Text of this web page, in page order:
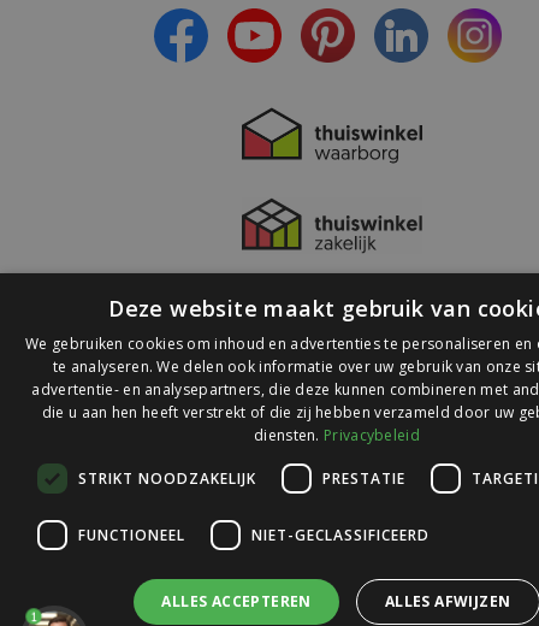
© 2026 Ledlichtdiscounter.nl
op
Webwinkelkeur
1
Deze website maakt gebruik van
We gebruiken cookies om inhoud en advertenties te personaliseren en
te analyseren. We delen ook informatie over uw gebruik van onze
advertentie- en analysepartners, die deze kunnen combineren met
die u aan hen heeft verstrekt of die zij hebben verzameld door uw
diensten. Privacybeleid
STRIKT NOODZAKELIJK PRESTATIE
FUNCTIONEEL NIET-GECLASSIFICEERD
ALLES ACCEPTEREN ALLES AFWIJZEN